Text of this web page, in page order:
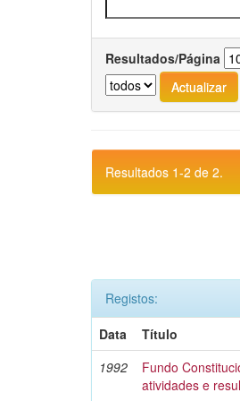
Resultados/Página
Resultados 1-2 de 2.
Registos:
Data
Título
1992
Fundo
atividades e